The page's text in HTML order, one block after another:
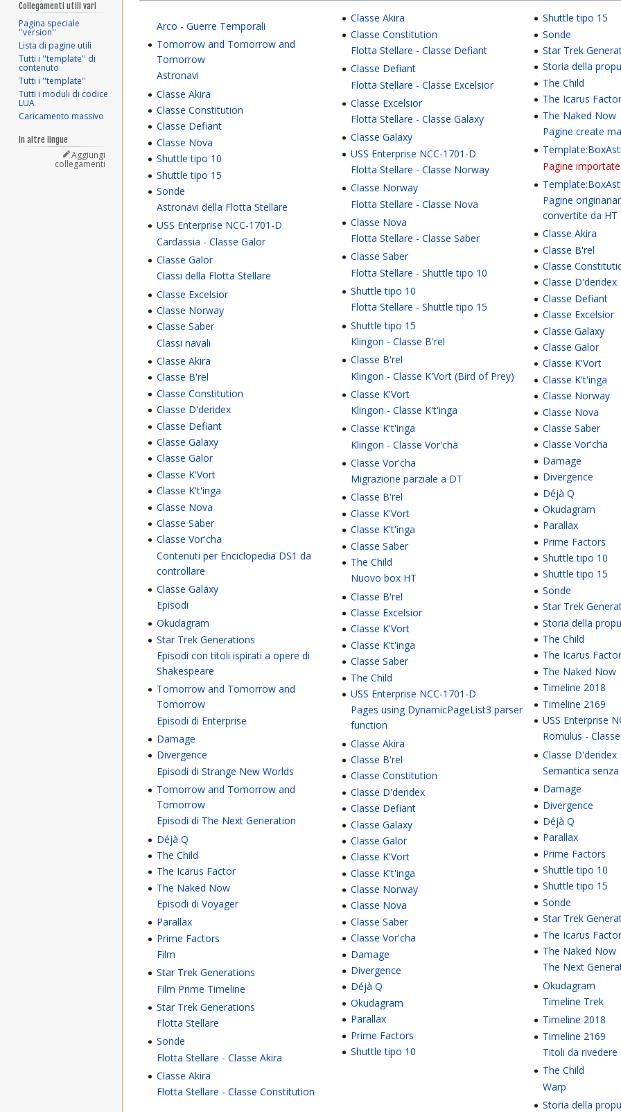
Arco - Guerre Temporali
Tomorrow and Tomorrow and
Tomorrow
Astronavi
Classe Akira
Classe Constitution
Classe Defiant
Classe Nova
Shuttle tipo 10
Shuttle tipo 15
Sonde
Astronavi della Flotta Stellare
USS Enterprise NCC-1701-D
Cardassia - Classe Galor
Classe Galor
Classi della Flotta Stellare
Classe Excelsior
Classe Norway
Classe Saber
Classi navali
Classe Akira
Classe B'rel
Classe Constitution
Classe D'deridex
Classe Defiant
Classe Galaxy
Classe Galor
Classe K'Vort
Classe K't'inga
Classe Nova
Classe Saber
Classe Vor'cha
Contenuti per Enciclopedia DS1 da
controllare
Classe Galaxy
Episodi
Okudagram
Star Trek Generations
Episodi con titoli ispirati a opere di
Shakespeare
Tomorrow and Tomorrow and
Tomorrow
Episodi di Enterprise
Damage
Divergence
Episodi di Strange New Worlds
Tomorrow and Tomorrow and
Tomorrow
Episodi di The Next Generation
Déjà Q
The Child
The Icarus Factor
The Naked Now
Episodi di Voyager
Parallax
Prime Factors
Film
Star Trek Generations
Film Prime Timeline
Star Trek Generations
Flotta Stellare
Sonde
Flotta Stellare - Classe Akira
Classe Akira
Flotta Stellare - Classe Constitution
Classe Akira
Classe Constitution
Flotta Stellare - Classe Defiant
Classe Defiant
Flotta Stellare - Classe Excelsior
Classe Excelsior
Flotta Stellare - Classe Galaxy
Classe Galaxy
USS Enterprise NCC-1701-D
Flotta Stellare - Classe Norway
Classe Norway
Flotta Stellare - Classe Nova
Classe Nova
Flotta Stellare - Classe Saber
Classe Saber
Flotta Stellare - Shuttle tipo 10
Shuttle tipo 10
Flotta Stellare - Shuttle tipo 15
Shuttle tipo 15
Klingon - Classe B'rel
Classe B'rel
Klingon - Classe K'Vort (Bird of Prey)
Classe K'Vort
Klingon - Classe K't'inga
Classe K't'inga
Klingon - Classe Vor'cha
Classe Vor'cha
Migrazione parziale a DT
Classe B'rel
Classe K'Vort
Classe K't'inga
Classe Saber
The Child
Nuovo box HT
Classe B'rel
Classe Excelsior
Classe K'Vort
Classe K't'inga
Classe Saber
The Child
USS Enterprise NCC-1701-D
Pages using DynamicPageList3 parser
function
Classe Akira
Classe B'rel
Classe Constitution
Classe D'deridex
Classe Defiant
Classe Galaxy
Classe Galor
Classe K'Vort
Classe K't'inga
Classe Norway
Classe Nova
Classe Saber
Classe Vor'cha
Damage
Divergence
Déjà Q
Okudagram
Parallax
Prime Factors
Shuttle tipo 10
Shuttle tipo 15
Sonde
Star Trek
Storia della
The Child
The Icarus
The Naked Now
Pagine create
Pagine
Pagine
convertite da HT
Classe Akira
Classe B'rel
Classe
Classe D'deridex
Classe Defiant
Classe Excelsior
Classe Galaxy
Classe Galor
Classe K'Vort
Classe K't'inga
Classe Norway
Classe Nova
Classe Saber
Classe Vor'cha
Damage
Divergence
Déjà Q
Okudagram
Parallax
Prime Factors
Shuttle tipo 10
Shuttle tipo 15
Sonde
Star Trek
Storia della
The Child
The Icarus
The Naked Now
Timeline 2018
Timeline 2169
USS Enterprise
Romulus -
Classe D'deridex
Semantica
Damage
Divergence
Déjà Q
Parallax
Prime Factors
Shuttle tipo 10
Shuttle tipo 15
Sonde
Star Trek
The Icarus
The Naked Now
The Next
Okudagram
Timeline Trek
Timeline 2018
Timeline 2169
Titoli da rivedere
The Child
Warp
Storia della
Collegamenti utili vari
Pagina speciale
''version''
Lista di pagine utili
Tutti i ''template'' di
contenuto
Tutti i ''template''
Tutti i moduli di codice
LUA
Caricamento massivo
In altre lingue
Aggiungi
collegamenti